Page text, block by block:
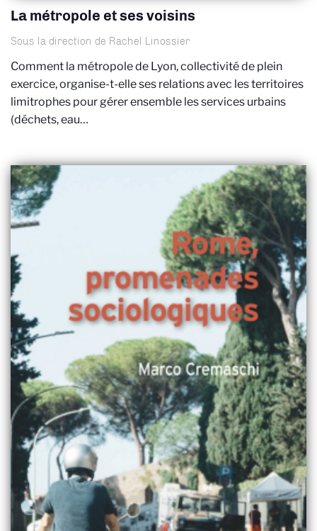
La métropole et ses voisins
Sous la direction de Rachel Linossier
Comment la métropole de Lyon, collectivité de plein
exercice, organise-t-elle ses relations avec les territoires
limitrophes pour gérer ensemble les services urbains
(déchets, eau…